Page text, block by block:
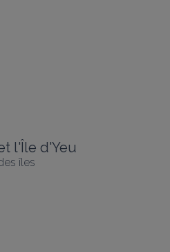
l'Île d'Yeu
îles